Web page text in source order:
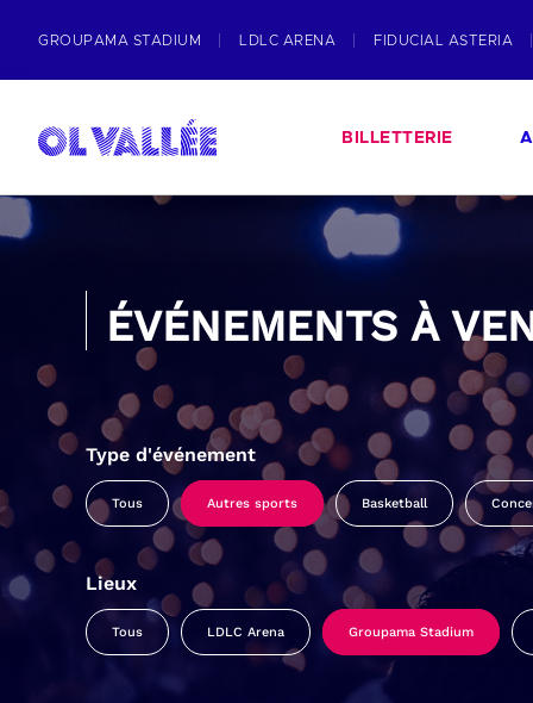
GROUPAMA STADIUM LDLC ARENA FIDUCIAL ASTERIA
BILLETTERIE
ÉVÉNEMENTS À
Type d'événement
Tous Autres sports Basketball
Lieux
Tous LDLC Arena Groupama Stadium